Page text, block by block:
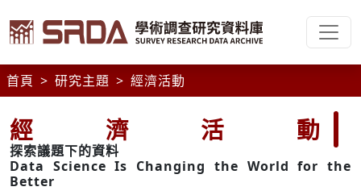
首頁 研究主題 經濟活動
經濟活動
探索議題下的資料
Data Science Is Changing the World for the
Better